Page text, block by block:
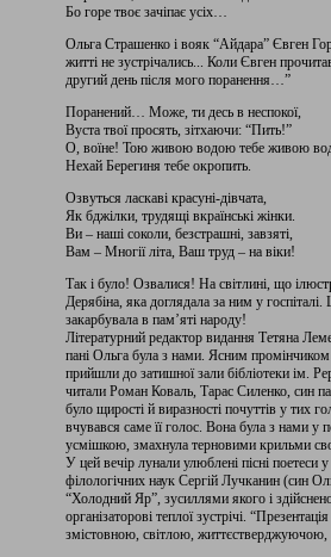
Бо горе твоє зачіпає усіх…
Ольга Страшенко і вояк “Айдара” Євген
житті не зустрічались... Коли Євген
другий день після мого поранення…”
Поранений… Може, ти десь в неспокої,
Вуста твої просять, зітхаючи: “Пить!”
О, воїне! Тою живою водою тебе живою
Нехай Берегиня тебе окропить.
Озвуться ласкаві красуні-дівчата,
Як бджілки, трудящі вкраїнські жінки.
Ви – наші соколи, безстрашні, завзяті,
Вам – Многії літа, Ваш труд – на віки!
Так і було! Озвалися! На світлині, що
Дерябіна, яка доглядала за ним у
закарбувала в пам’яті народу!
Літературний редактор видання Тетяна
пані Ольга була з нами. Ясним промінчиком
прийшли до затишної зали бібліотеки ім.
читали Роман Коваль, Тарас Силенко, син
було щирості й виразності почуттів у тих
вчувався саме її голос. Вона була з нами у
усмішкою, змахнула терновими крильми
У цей вечір лунали улюблені пісні поетеси
філологічних наук Сергій Лучканин (син
“Холодний Яр”, зусиллями якого і
організаторові теплої зустрічі.
змістовною, світлою, життєстверджуючою,